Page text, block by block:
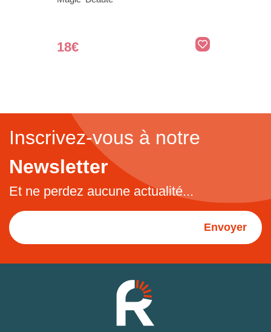
18€
Inscrivez-vous à notre
Newsletter
Et ne perdez aucune actualité...
Envoyer